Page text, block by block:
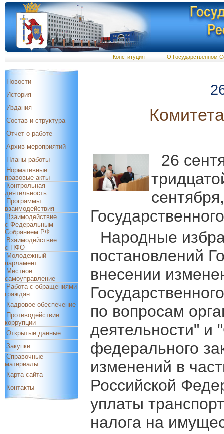
Конституция О Государственном
Новости
История
Издания
Состав и структура
Отчет о работе
Архив мероприятий
Планы работы
Нормативные
правовые акты
Контрольная
деятельность
Программы
взаимодействия
Взаимодействие
с Федеральным
Собранием РФ
Взаимодействие
с ПФО
Молодежный
парламент
Местное
самоуправление
Работа с обращениями
граждан
Кадровое обеспечение
Противодействие
коррупции
Открытые данные
Закупки
Справочные
материалы
Карта сайта
Контакты
26
Народные
постановлений
внесении
по вопросам
деятельности" и
федерального
изменений в
Российской
уплаты
налога на